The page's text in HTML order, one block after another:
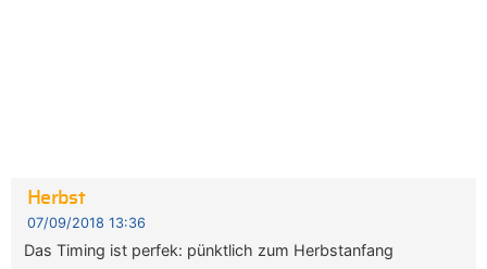
Herbst
07/09/2018 13:36
Das Timing ist perfek: pünktlich zum Herbstanfang